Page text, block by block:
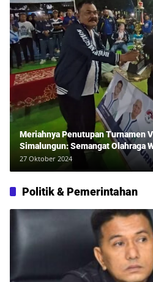
Meriahnya Penutupan Turnamen
Simalungun: Semangat Olahraga
Sehat Bersama Erwan Rozadi dan
27 Oktober 2024
Politik & Pemerintahan